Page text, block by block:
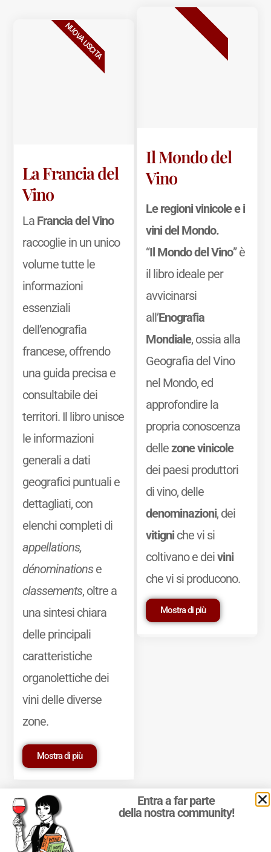
La Francia del
Vino
La Francia del Vino
raccoglie in un unico
volume tutte le
informazioni
essenziali
dell’enografia
francese, offrendo
una guida precisa e
consultabile dei
territori. Il libro unisce
le informazioni
generali a dati
geografici puntuali e
dettagliati, con
elenchi completi di
appellations,
dénominationse
classements, oltre a
una sintesi chiara
delle principali
caratteristiche
organolettiche dei
vini delle diverse
zone.
Mostra di più
NUOVA USCITA
Il Mondo del
Vino
Le regioni vinicole e i
vini del Mondo.
“Il Mondo del Vino” è
il libro ideale per
avvicinarsi
all’Enografia
Mondiale, ossia alla
Geografia del Vino
nel Mondo, ed
approfondire la
propria conoscenza
dellezone vinicole
dei paesi produttori
di vino, delle
denominazioni, dei
vitigniche vi si
coltivano e deivini
che vi si producono.
Mostra di più
BESTSELLER
Entra a far parte
della nostra community!